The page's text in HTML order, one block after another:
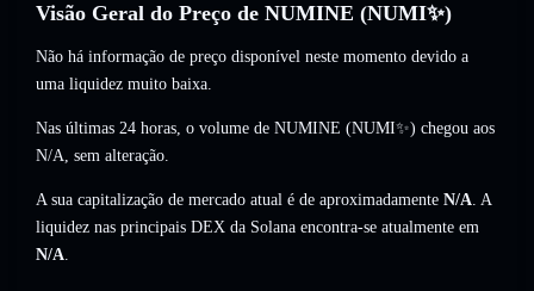
Visão Geral do Preço de NUMINE (NUMI✨)
Não há informação de preço disponível neste momento devido a
uma liquidez muito baixa.
Nas últimas 24 horas, o volume de NUMINE (NUMI✨) chegou aos
N/A, sem alteração.
A sua capitalização de mercado atual é de aproximadamente N/A. A
liquidez nas principais DEX da Solana encontra-se atualmente em
N/A.